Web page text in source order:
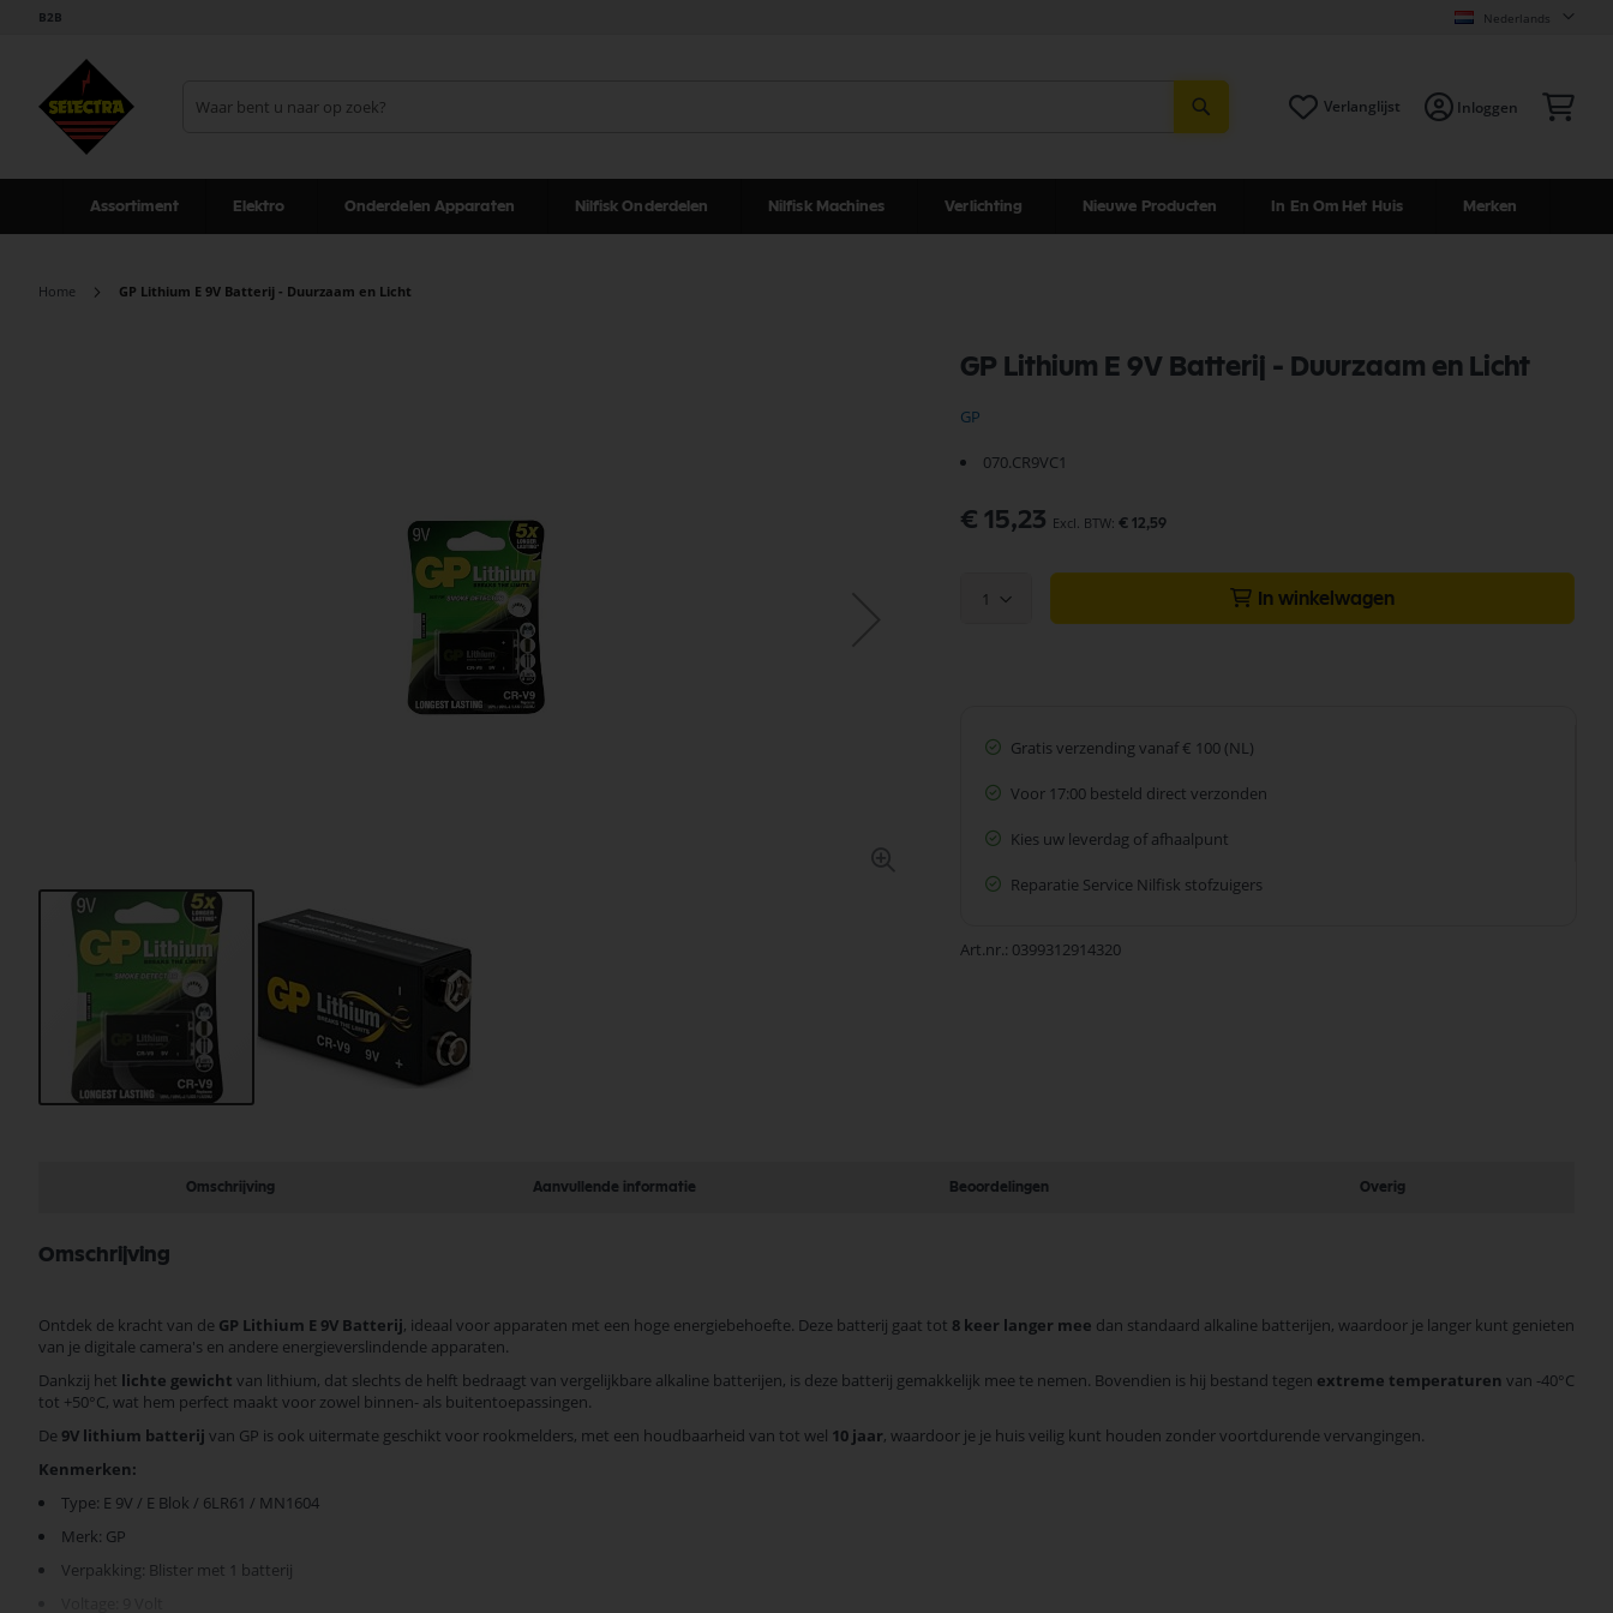
B2B Nederlands
Verlanglijst Inloggen
Assortiment Elektro Onderdelen Apparaten Nilfisk Onderdelen Nilfisk Machines Verlichting Nieuwe Producten In En Om Het Huis Merken
Home GP Lithium E 9V Batterij - Duurzaam en Licht
GP Lithium E 9V Batterij - Duurzaam en Licht
GP
070.CR9VC1
€ 15,23 € 12,59
1 In winkelwagen
Gratis verzending vanaf € 100 (NL)
Voor 17:00 besteld direct verzonden
Kies uw leverdag of afhaalpunt
Reparatie Service Nilfisk stofzuigers
Art.nr. 0399312914320
afbeeldingen-
gallerij
Omschrijving Aanvullende informatie Beoordelingen Overig
Omschrijving
Ontdek de kracht van de GP Lithium E 9V Batterij, ideaal voor apparaten met een hoge energiebehoefte. Deze batterij gaat tot 8 keer langer mee dan standaard alkaline batterijen, waardoor je langer kunt genieten
van je digitale camera's en andere energieverslindende apparaten.
Dankzij het lichte gewicht van lithium, dat slechts de helft bedraagt van vergelijkbare alkaline batterijen, is deze batterij gemakkelijk mee te nemen. Bovendien is hij bestand tegen extreme temperaturen van -40°C
tot +50°C, wat hem perfect maakt voor zowel binnen- als buitentoepassingen.
De 9V lithium batterij van GP is ook uitermate geschikt voor rookmelders, met een houdbaarheid van tot wel 10 jaar, waardoor je je huis veilig kunt houden zonder voortdurende vervangingen.
Kenmerken:
Type: E 9V / E Blok / 6LR61 / MN1604
Merk: GP
Verpakking: Blister met 1 batterij